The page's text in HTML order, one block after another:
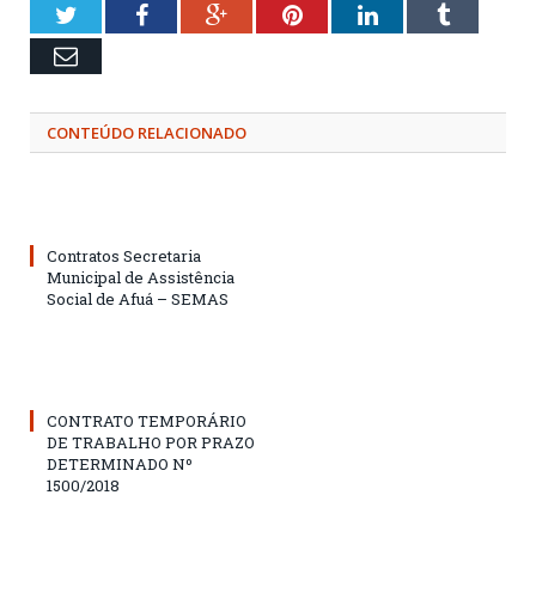
TwitterFacebookGoogle+PinterestLinkedInTumblr
Email
CONTEÚDO RELACIONADO
Contratos Secretaria
Municipal de Assistência
Social de Afuá – SEMAS
CONTRATO TEMPORÁRIO
DE TRABALHO POR PRAZO
DETERMINADO Nº
1500/2018